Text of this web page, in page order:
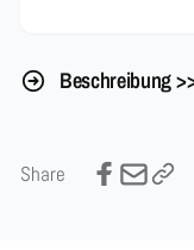
Beschreibung
Share